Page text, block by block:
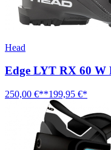
Head
Edge LYT RX 60
250,00 €**199,95 €*